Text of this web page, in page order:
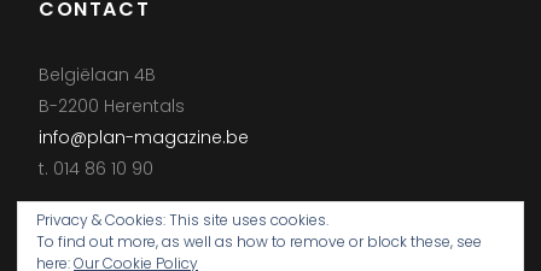
CONTACT
Belgiëlaan 4B
B-2200 Herentals
info@plan-magazine.be
t. 014 86 10 90
Privacy & Cookies: This site uses cookies.
To find out more, as well as how to remove or block these, see
here:Our Cookie Policy